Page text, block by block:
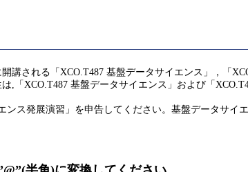
講される「XCO.T487 基盤データサイエンス」，「
,「XCO.T487 基盤データサイエンス」および「
ンス発展演習」を申告してください。基盤データサイ